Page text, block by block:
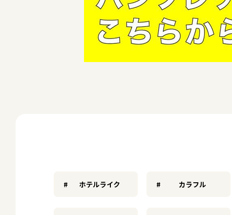
ホテルライク カラフル